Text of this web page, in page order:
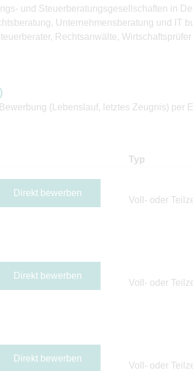
und Steuerberatungsgesellschaften in
Unternehmensberatung und IT
Rechtsanwälte,
(Lebenslauf, letztes Zeugnis) per
Typ
Direkt bewerben
Voll- oder
Direkt bewerben
Voll- oder
Direkt bewerben
Voll- oder